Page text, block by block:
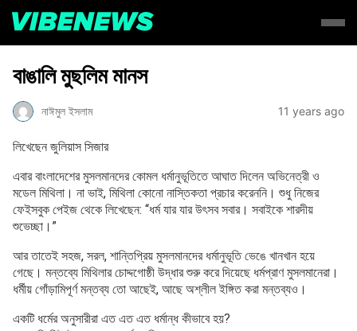
বাঙালি মুছলিম মানস
নাঈমুল ইসলাম 11 years ago
লিখেছেন জুলিয়াস সিজার
এবার বাংলাদেশের মুসলমানদের কোমল ধর্মানুভূতিতে আঘাত দিলেন অভিনেত্রী ও
মডেল মিথিলা। না ভাই, মিথিলা কোনো নাস্তিকতা প্রচার করেননি। শুধু নিজের
ফেইসবুক পেইজ থেকে লিখেছেন: “ধর্ম যার যার উৎসব সবার। সবাইকে শারদীয়
শুভেচ্ছা।”
আর তাতেই সহজ, সরল, শান্তিপ্রিয় মুসলমানদের ধর্মানুভূতি ভেঙে খানখান হয়ে
গেছে। মন্তব্যে মিথিলার চোদ্দগোষ্ঠী উদ্ধার শুরু করে দিয়েছে ধর্মপ্রাণ মুসলমানেরা।
ধর্মীয় গোঁড়ামিপূর্ণ মন্তব্য তো আছেই, আছে অশ্লীল ইঙ্গিত করা মন্তব্যও।
একটি ধর্মের অনুসারীরা এত এত এত ধর্মান্ধ কীভাবে হয়?